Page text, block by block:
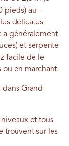
pieds) au-
délicates
a généralement
et serpente
facile de le
ou en marchant.
dans Grand
et tous
trouvent sur les